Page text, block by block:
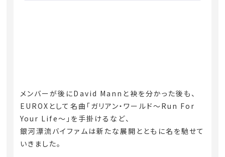
メンバーが後にDavid Mannと袂を分かった後も、
EUROXとして名曲「ガリアン・ワールド〜Run For
Your Life〜」を手掛けるなど、
銀河漂流バイファムは新たな展開とともに名を馳せて
いきました。